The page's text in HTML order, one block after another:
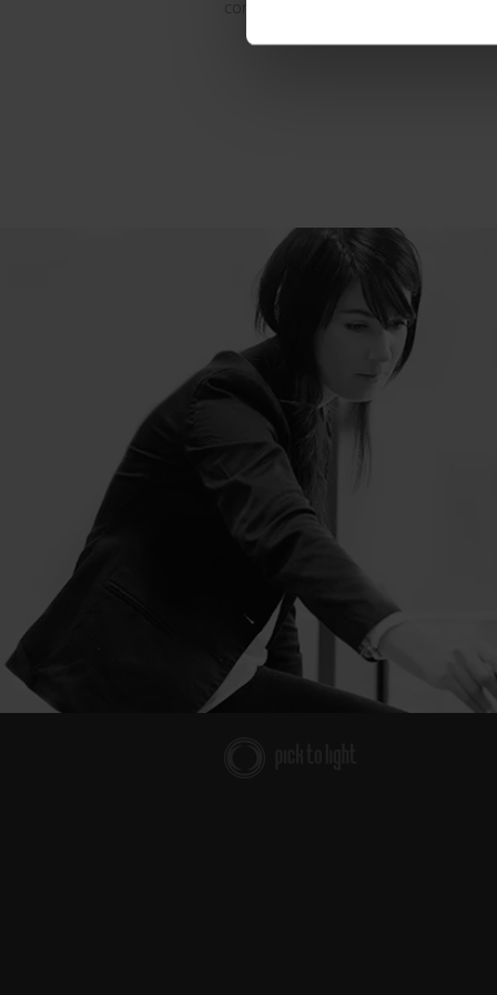
completi.